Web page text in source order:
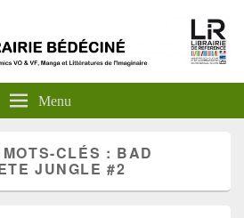
Menu
CLÉS : BAD
JUNGLE #2